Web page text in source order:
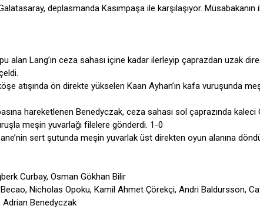
deplasmanda Kasımpaşa ile karşılaşıyor. Müsabakanın
alan Lang’ın ceza sahası içine kadar ilerleyip çaprazdan uzak
atışında ön direkte yükselen Kaan Ayhan’ın kafa vuruşunda
hareketlenen Benedyczak, ceza sahası sol çaprazında kaleci
meşin yuvarlağı filelere gönderdi. 1-0
sert şutunda meşin yuvarlak üst direkten oyun alanına
Curbay, Osman Gökhan Bilir
Nicholas Opoku, Kamil Ahmet Çörekçi, Andri Baldursson,
Adrian Benedyczak